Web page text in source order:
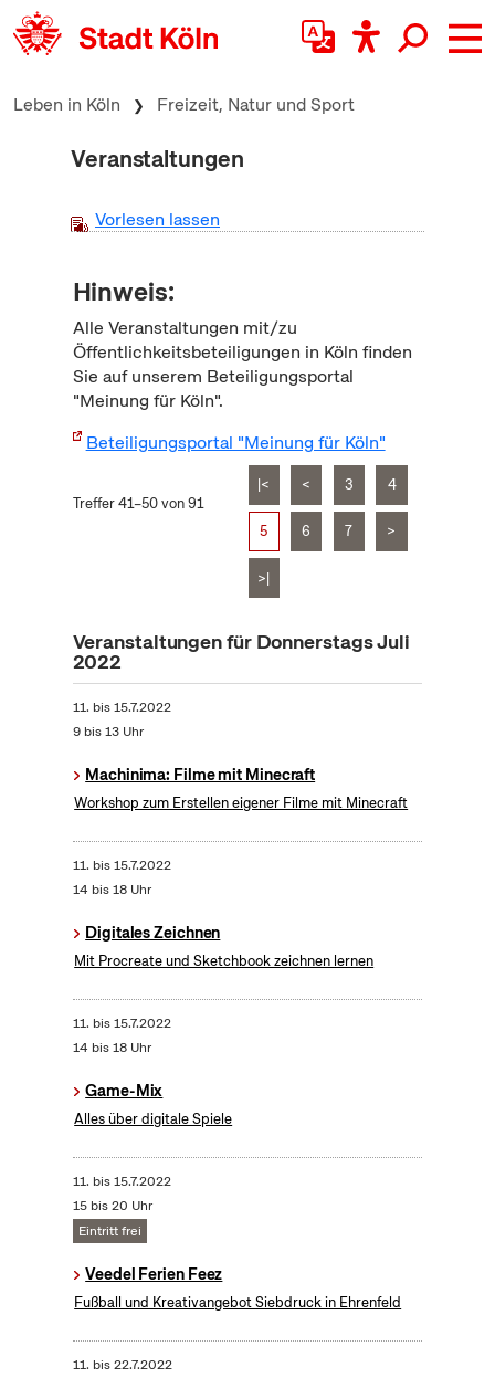
zum Inhalt springen
Leben in Köln Freizeit, Natur und Sport
Veranstaltungen
Vorlesen lassen
Hinweis:
Alle Veranstaltungen mit/zu
Öffentlichkeitsbeteiligungen in Köln finden
Sie auf unserem Beteiligungsportal
"Meinung für Köln".
Beteiligungsportal "Meinung für Köln"
Treffer 41–50 von 91
|< < 3 4
5 6 7 >
>|
Veranstaltungen für Donnerstags Juli
2022
11. bis15.7.2022
9 bis 13 Uhr
Machinima: Filme mit Minecraft
Workshop zum Erstellen eigener Filme mit Minecraft
11. bis15.7.2022
14 bis 18 Uhr
Digitales Zeichnen
Mit Procreate und Sketchbook zeichnen lernen
11. bis15.7.2022
14 bis 18 Uhr
Game-Mix
Alles über digitale Spiele
11. bis15.7.2022
15 bis 20 Uhr
Eintritt frei
Veedel Ferien Feez
Fußball und Kreativangebot Siebdruck in Ehrenfeld
11. bis22.7.2022